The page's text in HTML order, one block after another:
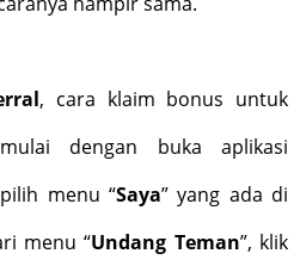
, cara klaim bonus untuk
dengan buka aplikasi
menu “Saya” yang ada di
menu “Undang Teman”, klik